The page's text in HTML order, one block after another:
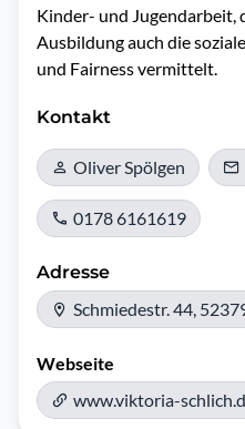
Kinder- und Jugendarbeit,
Ausbildung auch die
Kontakt
Oliver Spölgen
0178 6161619
Adresse
Schmiedestr. 44,
Webseite
www.viktoria-